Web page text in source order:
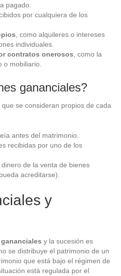
pagado.
por cualquiera de los
, como alquileres o intereses
individuales.
contratos onerosos, como la
o mobiliario.
gananciales?
se consideran propios de cada
antes del matrimonio.
recibidas por uno de los
de la venta de bienes
acreditarse).
y
y la sucesión es
se distribuye el patrimonio de un
que está bajo el régimen de
está regulada por el